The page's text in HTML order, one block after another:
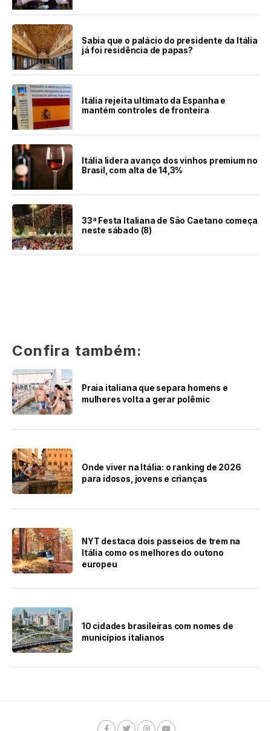
Sabia que o palácio do presidente da Itália
já foi residência de papas?
Itália rejeita ultimato da Espanha e
mantém controles de fronteira
Itália lidera avanço dos vinhos premium no
Brasil, com alta de 14,3%
33ª Festa Italiana de São Caetano começa
neste sábado (8)
Confira também:
Praia italiana que separa homens e
mulheres volta a gerar polêmic
Onde viver na Itália: o ranking de 2026
para idosos, jovens e crianças
NYT destaca dois passeios de trem na
Itália como os melhores do outono
europeu
10 cidades brasileiras com nomes de
municípios italianos